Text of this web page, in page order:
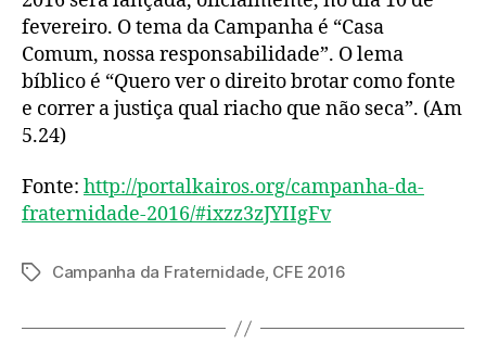
fevereiro. O tema da Campanha é “Casa
Comum, nossa responsabilidade”. O lema
bíblico é “Quero ver o direito brotar como fonte
e correr a justiça qual riacho que não seca”. (Am
5.24)
Fonte: http://portalkairos.org/campanha-da-
fraternidade-2016/#ixzz3zJYIIgFv
TagsCampanha da Fraternidade, CFE 2016